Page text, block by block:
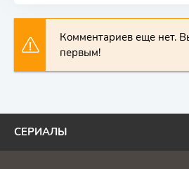
Комментариев еще нет.
первым!
СЕРИАЛЫ